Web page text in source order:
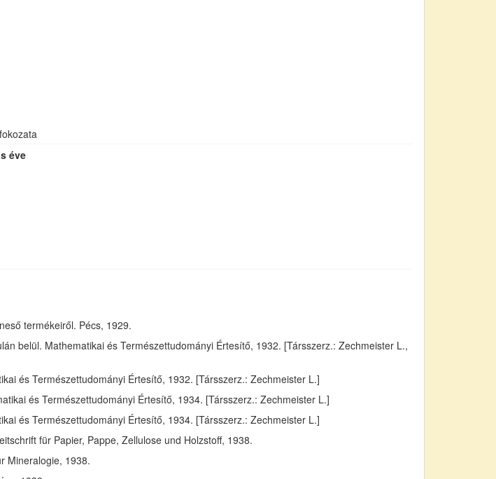
éve
termékeiről. Pécs, 1929.
belül. Mathematikai és Természettudományi Értesítő, 1932. [Társszerz.: Zechmeister L.,
és Természettudományi Értesítő, 1932. [Társszerz.: Zechmeister L.]
és Természettudományi Értesítő, 1934. [Társszerz.: Zechmeister L.]
és Természettudományi Értesítő, 1934. [Társszerz.: Zechmeister L.]
für Papier, Pappe, Zellulose und Holzstoff, 1938.
Mineralogie, 1938.